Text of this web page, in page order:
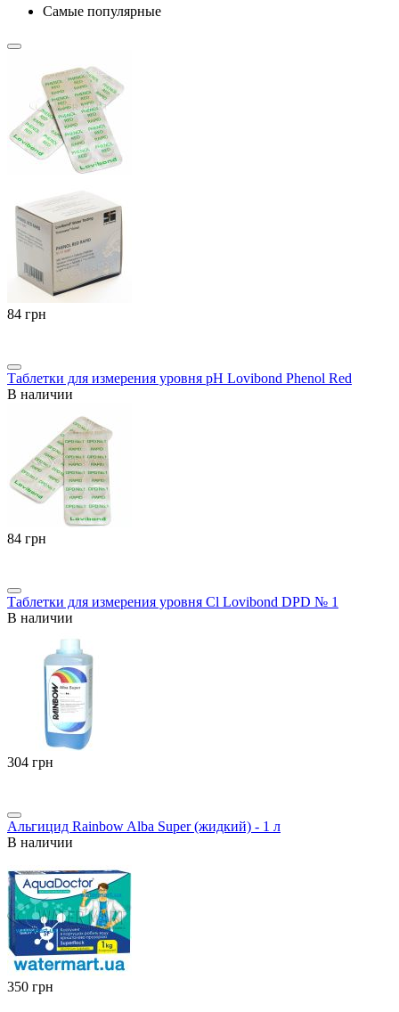
Самые популярные
‍84‍ грн
Таблетки для измерения уровня pH Lovibond Phenol Red
В наличии
‍84‍ грн
Таблетки для измерения уровня Cl Lovibond DPD № 1
В наличии
‍304‍ грн
Альгицид Rainbow Alba Super (жидкий) - 1 л
В наличии
‍350‍ грн